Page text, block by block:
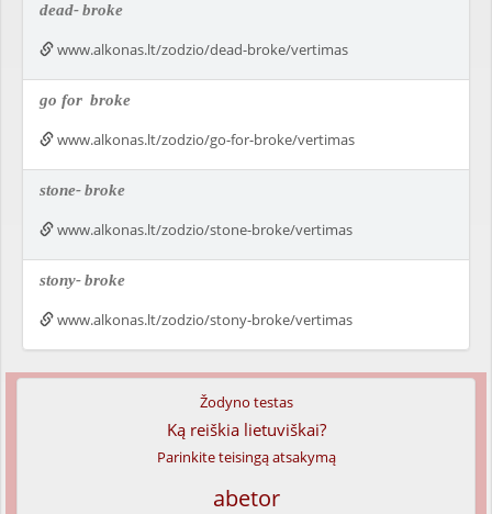
dead-broke
www.alkonas.lt/zodzio/dead-broke/vertimas
go for broke
www.alkonas.lt/zodzio/go-for-broke/vertimas
stone-broke
www.alkonas.lt/zodzio/stone-broke/vertimas
stony-broke
www.alkonas.lt/zodzio/stony-broke/vertimas
Žodyno testas
Ką reiškia lietuviškai?
Parinkite teisingą atsakymą
abetor